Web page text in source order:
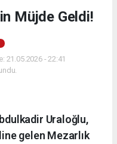
Müjde Geldi!
21.05.2026 - 22:41
Uraloğlu,
gelen Mezarlık